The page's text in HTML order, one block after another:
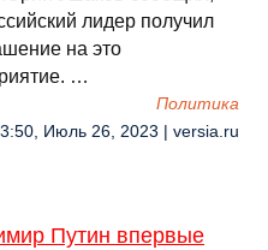
лидер получил
на это
…
Политика
Июль 26, 2023 | versia.ru
Путин впервые